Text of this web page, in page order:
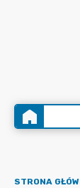
STRONA